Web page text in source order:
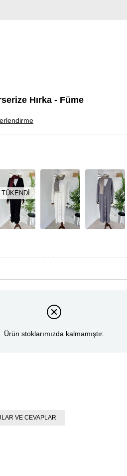
Hırka - Füme
TÜKENDI
Ürün stoklarımızda kalmamıştır.
VE CEVAPLAR